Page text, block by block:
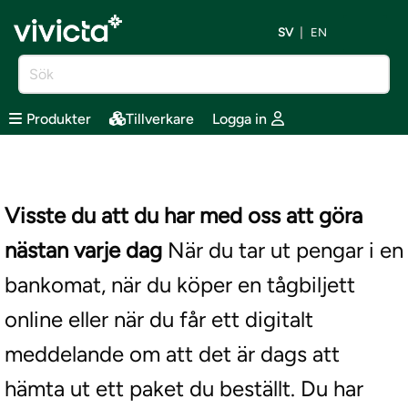
SV EN
Produkter Tillverkare Logga in
Visste du att du har med oss att göra
nästan varje dag När du tar ut pengar i en
bankomat, när du köper en tågbiljett
online eller när du får ett digitalt
meddelande om att det är dags att
hämta ut ett paket du beställt. Du har